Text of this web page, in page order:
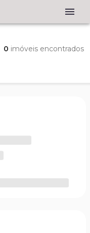
0 imóveis encontrados